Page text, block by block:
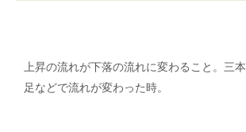
上昇の流れが下落の流れに変わること。三
足などで流れが変わった時。